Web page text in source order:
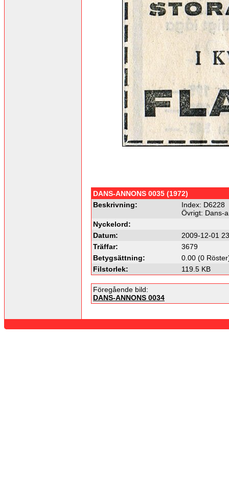
DANS-ANNONS 0035 (1972)
Beskrivning:
Index: D6228
Övrigt: Dans-
Nyckelord:
Datum:
2009-12-01
Träffar:
3679
Betygsättning:
0.00 (0
Filstorlek:
119.5 KB
Föregående bild:
DANS-ANNONS 0034